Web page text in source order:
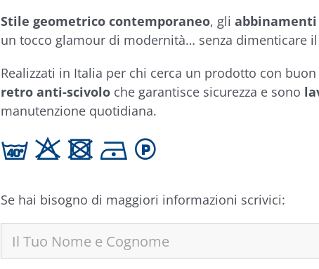
Stile geometrico contemporaneo, gli
un tocco glamour di modernità… senza dimenticare il
Realizzati in Italia per chi cerca un prodotto con
retro anti-scivoloche garantisce sicurezza e sono
manutenzione quotidiana.
h H U D L
Se hai bisogno di maggiori informazioni scrivici: